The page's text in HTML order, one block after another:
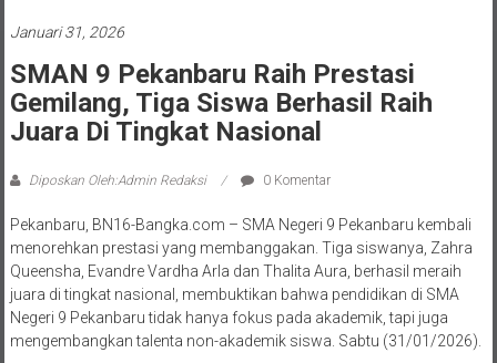
Januari 31, 2026
SMAN 9 Pekanbaru Raih Prestasi
Gemilang, Tiga Siswa Berhasil Raih
Juara Di Tingkat Nasional
Diposkan Oleh:Admin Redaksi 0 Komentar
Pekanbaru, BN16-Bangka.com – SMA Negeri 9 Pekanbaru kembali
menorehkan prestasi yang membanggakan. Tiga siswanya, Zahra
Queensha, Evandre Vardha Arla dan Thalita Aura, berhasil meraih
juara di tingkat nasional, membuktikan bahwa pendidikan di SMA
Negeri 9 Pekanbaru tidak hanya fokus pada akademik, tapi juga
mengembangkan talenta non-akademik siswa. Sabtu (31/01/2026).